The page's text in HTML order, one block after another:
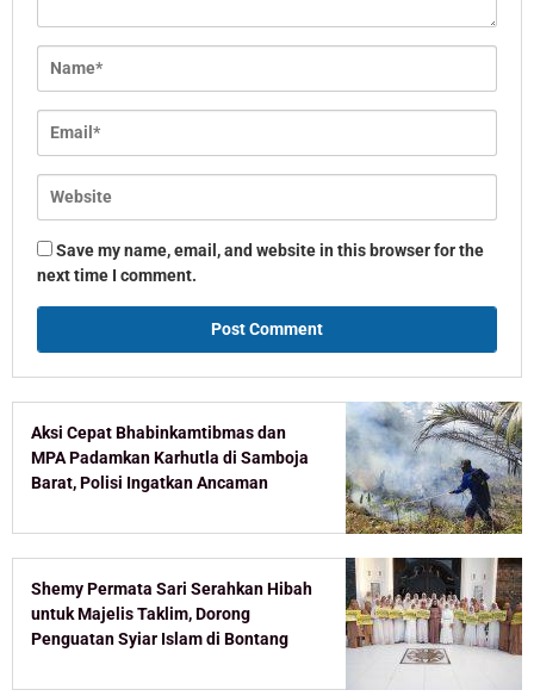
Save my name, email, and website in this browser for the
next time I comment.
Aksi Cepat Bhabinkamtibmas dan
MPA Padamkan Karhutla di Samboja
Barat, Polisi Ingatkan Ancaman
Shemy Permata Sari Serahkan Hibah
untuk Majelis Taklim, Dorong
Penguatan Syiar Islam di Bontang